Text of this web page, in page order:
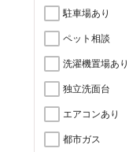
駐車場あり
ペット相談
洗濯機置場あり
独立洗面台
エアコンあり
都市ガス